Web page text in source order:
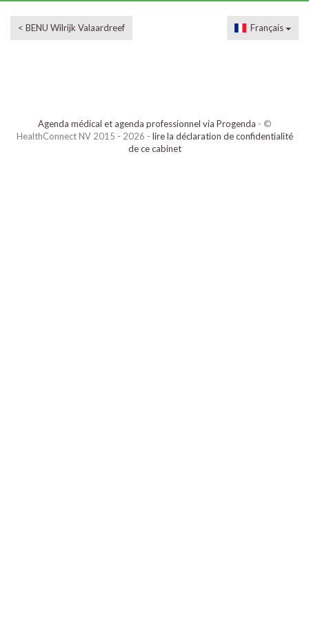
< BENU Wilrijk Valaardreef Français
Agenda médical et agenda professionnel via Progenda - ©
HealthConnect NV 2015 - 2026 - lire la déclaration de confidentialité
de ce cabinet